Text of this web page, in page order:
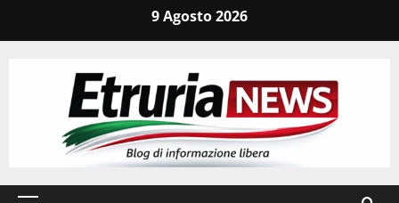
9 Agosto 2026